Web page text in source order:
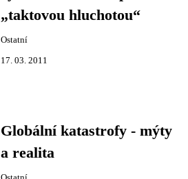
„taktovou hluchotou“
Ostatní
17. 03. 2011
Globální katastrofy - mýty
a realita